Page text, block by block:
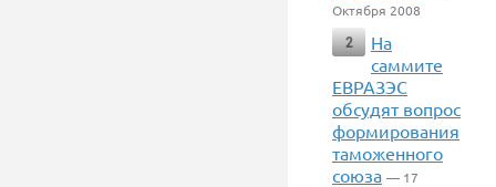
Октября 2008
2
На
саммите
ЕВРАЗЭС
обсудят вопрос
формирования
таможенного
союза — 17